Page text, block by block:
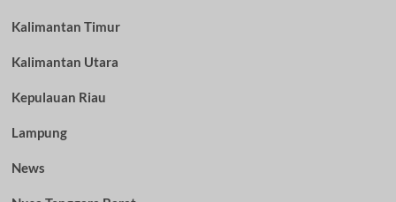
Kalimantan Timur
Kalimantan Utara
Kepulauan Riau
Lampung
News